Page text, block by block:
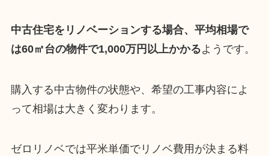
中古住宅をリノベーションする場合、平均相場で
は60㎡台の物件で1,000万円以上かかるようです。
購入する中古物件の状態や、希望の工事内容によ
って相場は大きく変わります。
ゼロリノベでは平米単価でリノベ費用が決まる料